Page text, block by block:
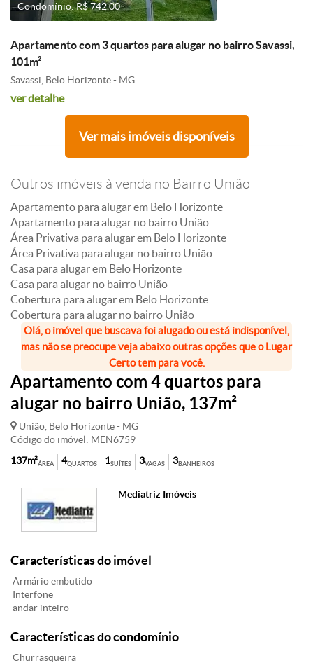
Condomínio: R$ 742,00
Apartamento com 3 quartos para alugar no bairro Savassi,
101m²
Savassi, Belo Horizonte - MG
ver detalhe
Ver mais imóveis disponíveis
Outros imóveis à venda no Bairro União
Apartamento para alugar em Belo Horizonte
Apartamento para alugar no bairro União
Área Privativa para alugar em Belo Horizonte
Área Privativa para alugar no bairro União
Casa para alugar em Belo Horizonte
Casa para alugar no bairro União
Cobertura para alugar em Belo Horizonte
Cobertura para alugar no bairro União
Olá, o imóvel que buscava foi alugado ou está indisponível,
mas não se preocupe veja abaixo outras opções que o Lugar
Certo tem para você.
Apartamento com 4 quartos para
alugar no bairro União, 137m²
União, Belo Horizonte - MG
Código do imóvel: MEN6759
ÁREA
137m² QUARTOS
4 SUÍTES
1 VAGAS
3 BANHEIROS
3
Mediatriz Imóveis
Características do imóvel
Armário embutido
Interfone
andar inteiro
Características do condomínio
Churrasqueira